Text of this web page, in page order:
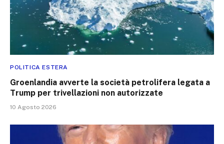
POLITICA ESTERA
Groenlandia avverte la società petrolifera legata a
Trump per trivellazioni non autorizzate
10 Agosto 2026